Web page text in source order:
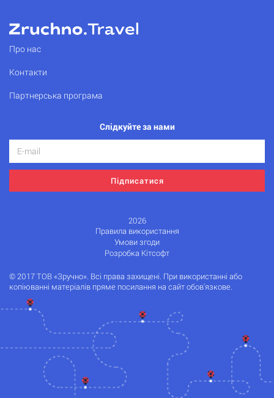
Про нас
Контакти
Партнерська програма
Слідкуйте за нами
Підписатися
2026
Правила використання
Умови згоди
Розробка Кітсофт
© 2017 ТОВ «Зручно». Всі права захищені. При використанні або
копіюванні матеріалів пряме посилання на сайт обов'язкове.